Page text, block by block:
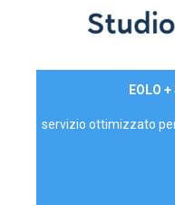
EOLO
servizio ottimizzato